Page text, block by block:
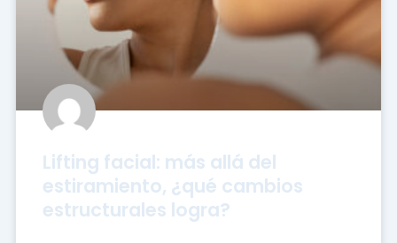
Lifting facial: más allá del
estiramiento, ¿qué cambios
estructurales logra?